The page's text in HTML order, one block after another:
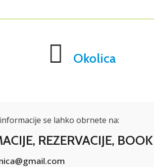
Okolica
se lahko obrnete na:
REZERVACIJE,